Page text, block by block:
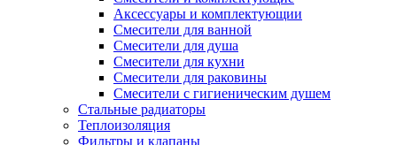
Аксессуары и комплектующии
Смесители для ванной
Смесители для душа
Смесители для кухни
Смесители для раковины
Смесители с гигиеническим душем
Стальные радиаторы
Теплоизоляция
Фильтры и клапаны